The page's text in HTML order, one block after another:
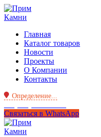
Главная
Каталог товаров
Новости
Проекты
О Компании
Контакты
Определение...
Связаться в WhatsApp